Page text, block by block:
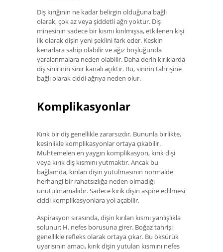
Diş kırığının ne kadar belirgin olduğuna bağlı
olarak, çok az veya şiddetli ağrı yoktur. Diş
minesinin sadece bir kısmı kırılmışsa, etkilenen kişi
ilk olarak dişin yeni şeklini fark eder. Keskin
kenarlara sahip olabilir ve ağız boşluğunda
yaralanmalara neden olabilir. Daha derin kırıklarda
diş sinirinin sinir kanalı açıktır. Bu, sinirin tahrişine
bağlı olarak ciddi ağrıya neden olur.
Komplikasyonlar
Kırık bir diş genellikle zararsızdır. Bununla birlikte,
kesinlikle komplikasyonlar ortaya çıkabilir.
Muhtemelen en yaygın komplikasyon, kırık dişi
veya kırık diş kısmını yutmaktır. Ancak bu
bağlamda, kırılan dişin yutulmasının normalde
herhangi bir rahatsızlığa neden olmadığı
unutulmamalıdır. Sadece kırık dişin aspire edilmesi
ciddi komplikasyonlara yol açabilir.
Aspirasyon sırasında, dişin kırılan kısmı yanlışlıkla
solunur; H. nefes borusuna girer. Boğaz tahrişi
genellikle refleks olarak ortaya çıkar. Bu öksürük
uyarısının amacı, kırık dişin yutulan kısmını nefes